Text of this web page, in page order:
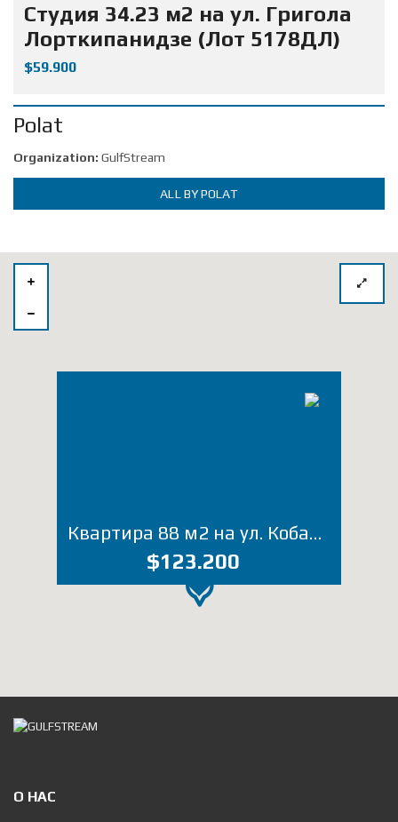
Студия 34.23 м2 на ул. Григола
Лорткипанидзе (Лот 5178ДЛ)
$59.900
Polat
Organization: GulfStream
ALL BY POLAT
Квартира 88 м2 на ул. Кобаладзе (Лот 4000АК)
$123.200
О НАС